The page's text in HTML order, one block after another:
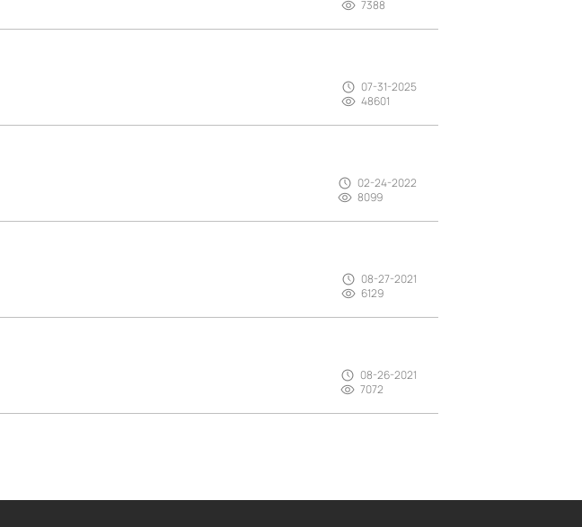
7388
07-31-2025
48601
02-24-2022
8099
08-27-2021
6129
08-26-2021
7072